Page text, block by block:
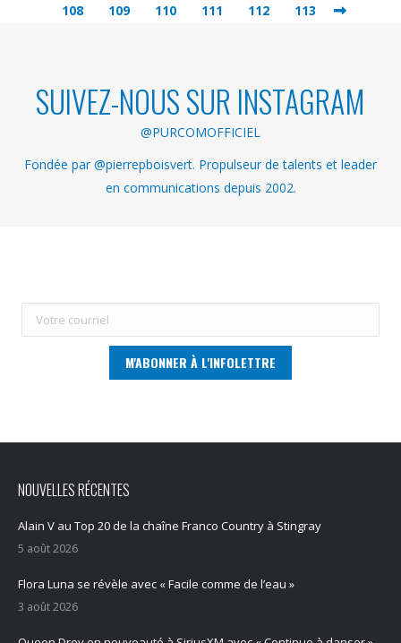
108
109 110 111 112 113
SUIVEZ-NOUS SUR INSTAGRAM
@PURCOMOFFICIEL
Fondée par @pierrepboisvert. Propulseur de talents et leader
en communications depuis 2002.
NOUVELLES RÉCENTES
Alain V au Top 20 de la chaîne Franco Country à Stingray
5 août 2026
Flora Luna se révèle avec « Facile comme de l’eau »
3 août 2026